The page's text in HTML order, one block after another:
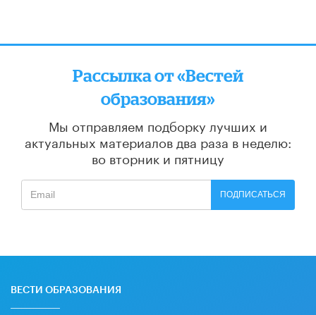
Рассылка от «Вестей
образования»
Мы отправляем подборку лучших и
актуальных материалов два раза в неделю:
во вторник и пятницу
ПОДПИСАТЬСЯ
ВЕСТИ ОБРАЗОВАНИЯ